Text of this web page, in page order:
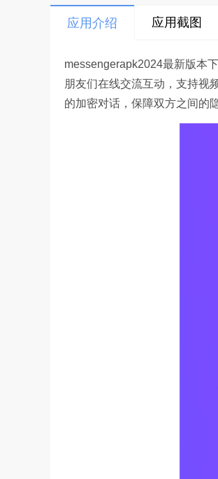
应用介绍 应用截图
messengerapk2024最新版本
朋友们在线交流互动，支持视
的加密对话，保障双方之间的